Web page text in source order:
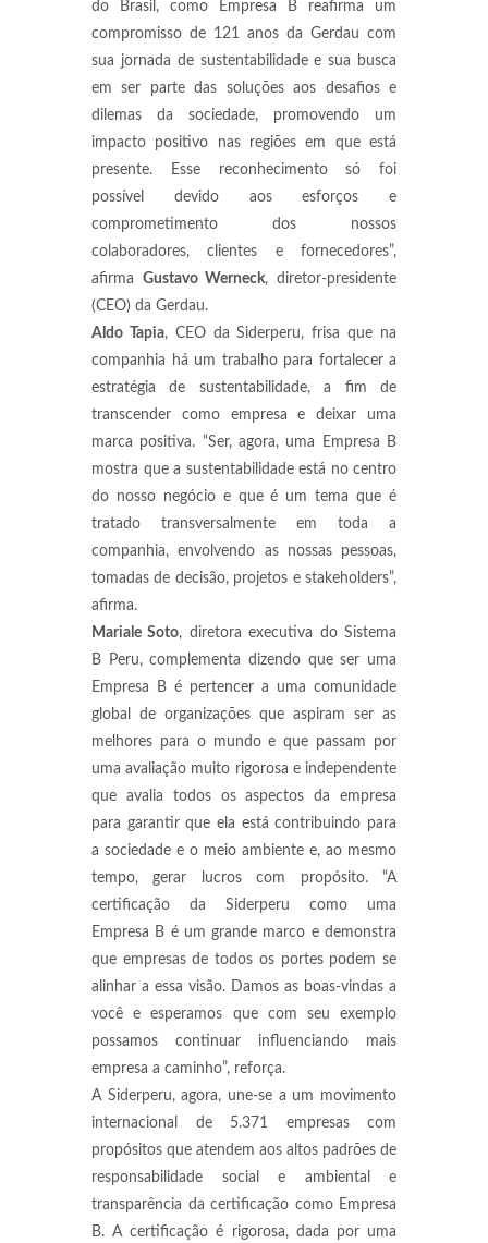
do Brasil, como Empresa B reafirma um
compromisso de 121 anos da Gerdau com
sua jornada de sustentabilidade e sua busca
em ser parte das soluções aos desafios e
dilemas da sociedade, promovendo um
impacto positivo nas regiões em que está
presente. Esse reconhecimento só foi
possível devido aos esforços e
comprometimento dos nossos
colaboradores, clientes e fornecedores”,
afirma Gustavo Werneck, diretor-presidente
(CEO) da Gerdau.
Aldo Tapia, CEO da Siderperu, frisa que na
companhia há um trabalho para fortalecer a
estratégia de sustentabilidade, a fim de
transcender como empresa e deixar uma
marca positiva. “Ser, agora, uma Empresa B
mostra que a sustentabilidade está no centro
do nosso negócio e que é um tema que é
tratado transversalmente em toda a
companhia, envolvendo as nossas pessoas,
tomadas de decisão, projetos e stakeholders”,
afirma.
Mariale Soto, diretora executiva do Sistema
B Peru, complementa dizendo que ser uma
Empresa B é pertencer a uma comunidade
global de organizações que aspiram ser as
melhores para o mundo e que passam por
uma avaliação muito rigorosa e independente
que avalia todos os aspectos da empresa
para garantir que ela está contribuindo para
a sociedade e o meio ambiente e, ao mesmo
tempo, gerar lucros com propósito. “A
certificação da Siderperu como uma
Empresa B é um grande marco e demonstra
que empresas de todos os portes podem se
alinhar a essa visão. Damos as boas-vindas a
você e esperamos que com seu exemplo
possamos continuar influenciando mais
empresa a caminho”, reforça.
A Siderperu, agora, une-se a um movimento
internacional de 5.371 empresas com
propósitos que atendem aos altos padrões de
responsabilidade social e ambiental e
transparência da certificação como Empresa
B. A certificação é rigorosa, dada por uma